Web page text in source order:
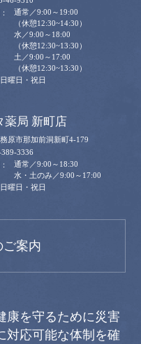
通常／9:00～19:00
（休憩12:30~14:30）
水／9:00～18:00
（休憩12:30~13:30）
土／9:00～17:00
（休憩12:30~13:30）
日曜日・祝日
薬局 新町店
原市那加前洞新町4-179
3336
通常／9:00～18:30
水・土のみ／9:00～17:00
日曜日・祝日
案内
康を守るために災害
対応可能な体制を確